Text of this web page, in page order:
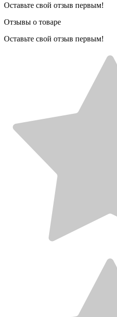
Оставьте свой отзыв первым!
Отзывы о товаре
Оставьте свой отзыв первым!